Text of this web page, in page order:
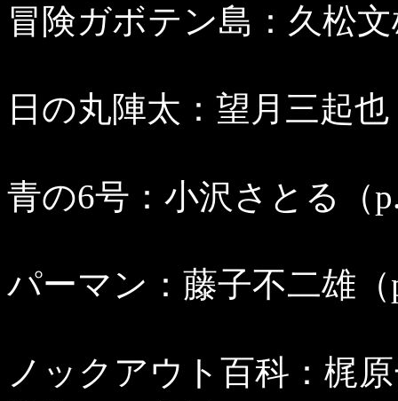
冒険ガボテン島：久松
日の丸陣太：望月三起也
青の6号：小沢さとる（
パーマン：藤子不二雄（
ノックアウト百科：梶